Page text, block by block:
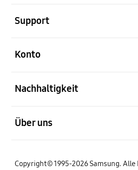
Support
Konto
Nachhaltigkeit
Über uns
Copyright© 1995-2026 Samsung.